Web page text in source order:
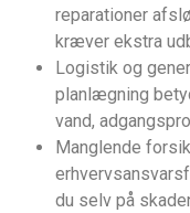
reparationer
kræver ekstra
Logistik og
planlægning
vand,
Manglende
du selv på